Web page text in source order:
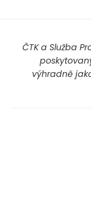
ČTK a Služba
výhradně